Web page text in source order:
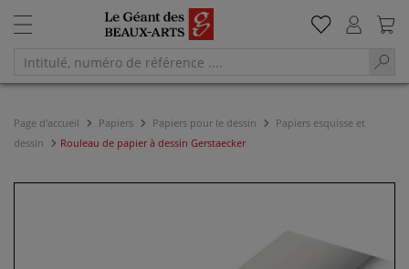
Page d'accueil Papiers Papiers pour le dessin
Papiers esquisse et
dessin
Rouleau de papier à dessin Gerstaecker